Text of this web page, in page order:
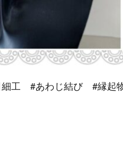
工 #あわじ結び #縁起